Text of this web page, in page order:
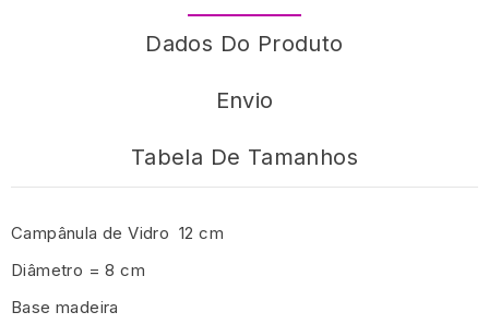
Dados Do Produto
Envio
Tabela De Tamanhos
Campânula de Vidro 12 cm
Diâmetro = 8 cm
Base madeira